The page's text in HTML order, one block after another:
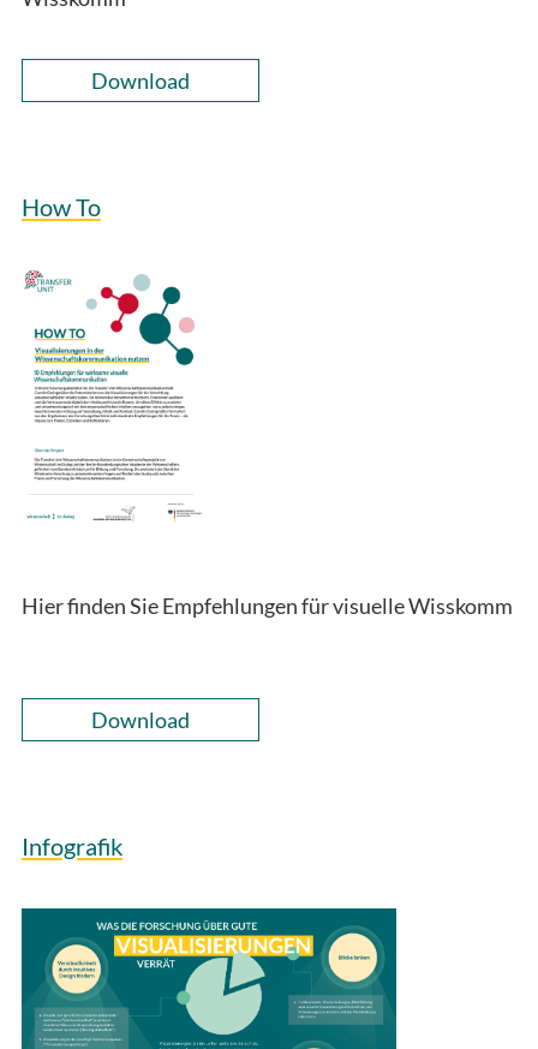
Download
How To
Hier finden Sie Empfehlungen für visuelle Wisskomm
Download
Infografik